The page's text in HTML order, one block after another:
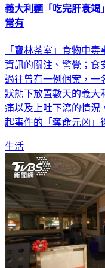
義大利麵「吃完肝衰
常有
「寶林茶室」食物中
資訊的關注、警覺；食
過往曾有一例個案，一
狀態下放置數天的義大
痛以及上吐下瀉的情況
起事件的「奪命元凶」
生活